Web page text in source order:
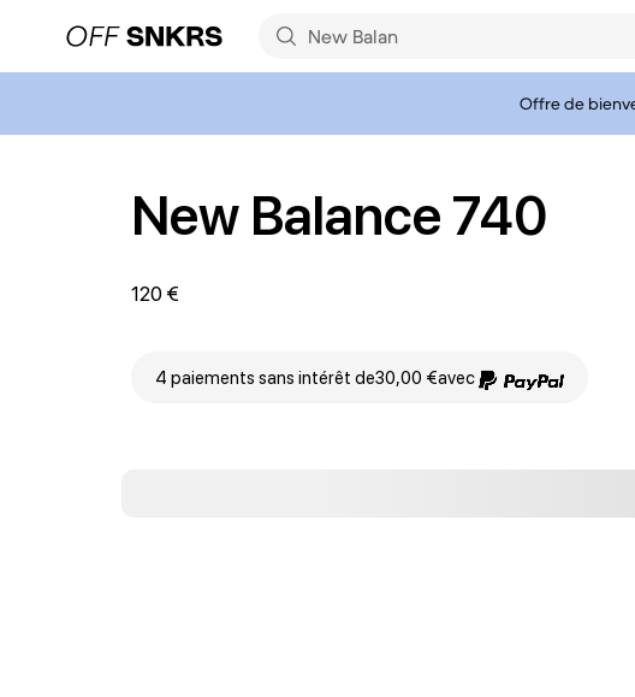
Offre de
New Balance 740
120 €
4 paiements sans intérêt de30,00 €avec